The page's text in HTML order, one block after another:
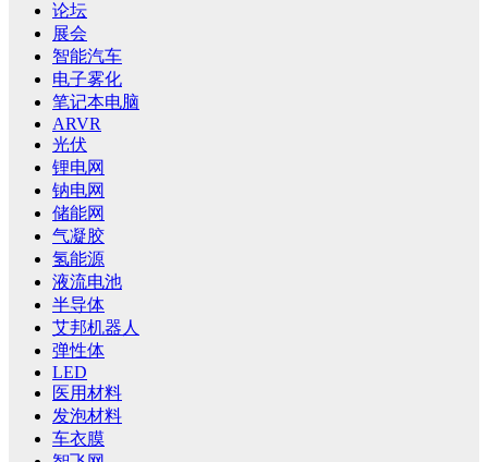
论坛
展会
智能汽车
电子雾化
笔记本电脑
ARVR
光伏
锂电网
钠电网
储能网
气凝胶
氢能源
液流电池
半导体
艾邦机器人
弹性体
LED
医用材料
发泡材料
车衣膜